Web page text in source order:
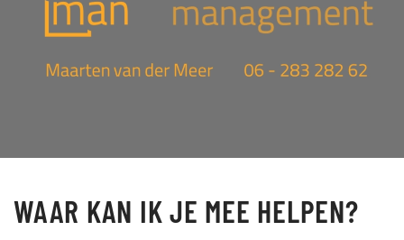
WAAR KAN IK JE MEE HELPEN?